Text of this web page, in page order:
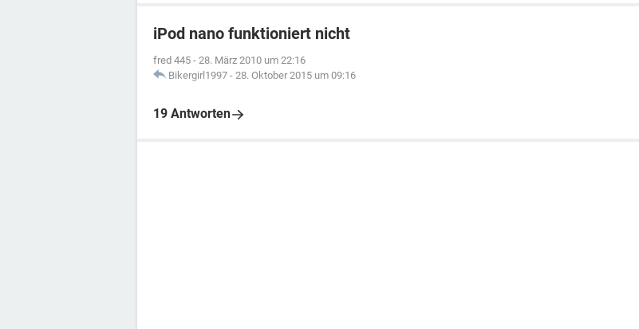
iPod nano funktioniert nicht
fred 445 - 28. März 2010 um 22:16
Bikergirl1997 - 28. Oktober 2015 um 09:16
19 Antworten